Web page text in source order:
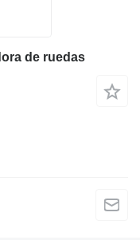
de ruedas